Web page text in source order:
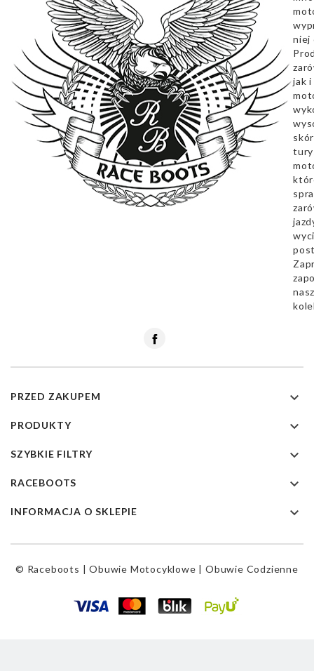
niej
jak
PRZED ZAKUPEM 
PRODUKTY 
SZYBKIE FILTRY 
RACEBOOTS 
INFORMACJA O SKLEPIE 
© Raceboots | Obuwie Motocyklowe | Obuwie Codzienne